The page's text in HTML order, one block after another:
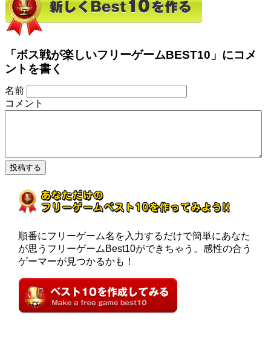
「ボス戦が楽しいフリーゲームBEST10」にコメ
ントを書く
名前
コメント
順番にフリーゲーム名を入力するだけで簡単にあなた
が思うフリーゲームBest10ができちゃう。感性の合う
ゲーマーが見つかるかも！